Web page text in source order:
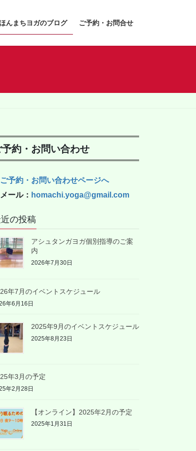
んまちヨガのブログ ご予約・お問合せ
予約・お問い合わせ
ご予約・お問い合わせページへ
メール： homachi.yoga@gmail.com
の投稿
アシュタンガヨガ個別指導のご案
内
2026年7月30日
年7月のイベントスケジュール
年6月16日
2025年9月のイベントスケジュール
2025年8月23日
年3月の予定
年2月28日
【オンライン】2025年2月の予定
2025年1月31日